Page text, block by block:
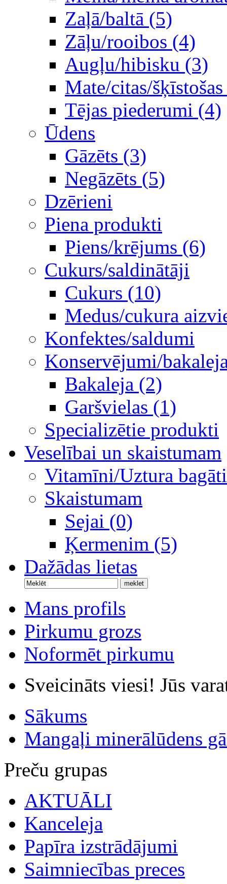
Zaļā/baltā (5)
Zāļu/rooibos (4)
Augļu/hibisku (3)
Mate/citas/
Tējas piederumi (4)
Ūdens
Gāzēts (3)
Negāzēts (5)
Dzērieni
Piena produkti
Piens/krējums (6)
Cukurs/saldinātāji
Cukurs (10)
Medus/cukura
Konfektes/saldumi
Konservējumi/
Bakaleja (2)
Garšvielas (1)
Specializētie produkti
Veselībai un skaistumam
Vitamīni/Uztura
Skaistumam
Sejai (0)
Ķermenim (5)
Dažādas lietas
Mans profils
Pirkumu grozs
Noformēt pirkumu
Sveicināts viesi! Jūs
Sākums
Mangaļi minerālūdens
Preču grupas
AKTUĀLI
Kanceleja
Papīra izstrādājumi
Saimniecības preces